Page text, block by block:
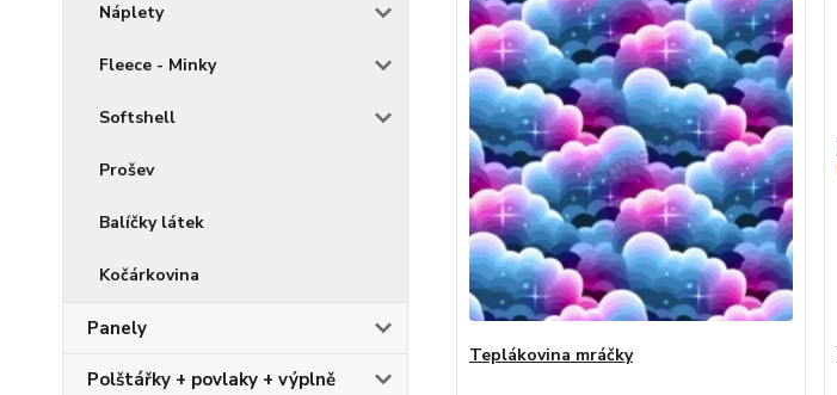
Náplety
Fleece - Minky
Softshell
Prošev
Balíčky látek
Kočárkovina
Panely
Polštářky + povlaky + výplně
Teplákovina mráčky